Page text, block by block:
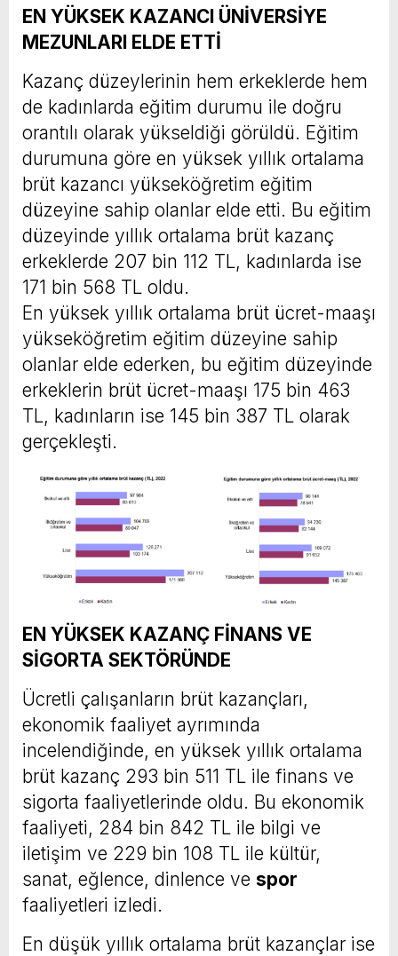
EN YÜKSEK KAZANCI ÜNİVERSİYE
MEZUNLARI ELDE ETTİ
Kazanç düzeylerinin hem erkeklerde hem
de kadınlarda eğitim durumu ile doğru
orantılı olarak yükseldiği görüldü. Eğitim
durumuna göre en yüksek yıllık ortalama
brüt kazancı yükseköğretim eğitim
düzeyine sahip olanlar elde etti. Bu eğitim
düzeyinde yıllık ortalama brüt kazanç
erkeklerde 207 bin 112 TL, kadınlarda ise
171 bin 568 TL oldu.
En yüksek yıllık ortalama brüt ücret-maaşı
yükseköğretim eğitim düzeyine sahip
olanlar elde ederken, bu eğitim düzeyinde
erkeklerin brüt ücret-maaşı 175 bin 463
TL, kadınların ise 145 bin 387 TL olarak
gerçekleşti.
EN YÜKSEK KAZANÇ FİNANS VE
SİGORTA SEKTÖRÜNDE
Ücretli çalışanların brüt kazançları,
ekonomik faaliyet ayrımında
incelendiğinde, en yüksek yıllık ortalama
brüt kazanç 293 bin 511 TL ile finans ve
sigorta faaliyetlerinde oldu. Bu ekonomik
faaliyeti, 284 bin 842 TL ile bilgi ve
iletişim ve 229 bin 108 TL ile kültür,
sanat, eğlence, dinlence ve spor
faaliyetleri izledi.
En düşük yıllık ortalama brüt kazançlar ise